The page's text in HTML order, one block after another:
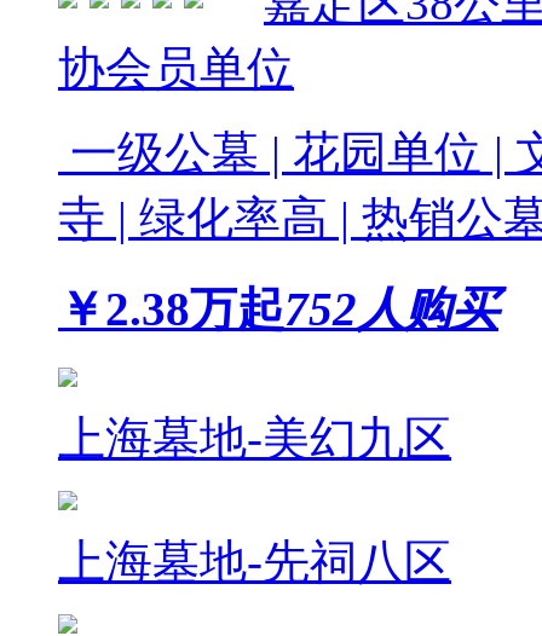
协会员单位
一级公墓 | 花园单位 |
寺 | 绿化率高 | 热销公
￥2.38万起752人购买
上海墓地-美幻九区
上海墓地-先祠八区